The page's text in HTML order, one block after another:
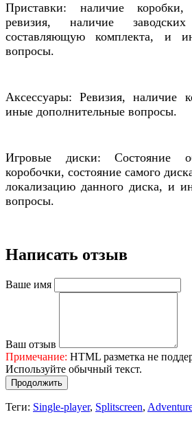
Приставки: наличие коробки,
ревизия, наличие
составляющую комплекта, и
вопросы.
Аксессуары: Ревизия, наличие
иные дополнительные вопросы.
Игровые диски: Состояние
коробочки, состояние самого
локализацию данного диска, и
вопросы.
Написать отзыв
Ваше имя
Ваш отзыв
Примечание: HTML разметка не
Используйте обычный текст.
Продолжить
Теги: Single-player, Splitscreen,